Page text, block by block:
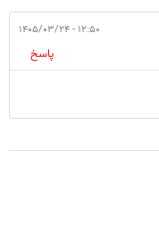
۱۲:۵۰ - ۱۴۰۵/۰۳/۲۴
پاسخ